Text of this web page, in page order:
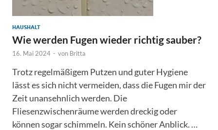
HAUSHALT
Wie werden Fugen wieder richtig sauber?
16. Mai 2024 - von Britta
Trotz regelmäßigem Putzen und guter Hygiene
lässt es sich nicht vermeiden, dass die Fugen mir der
Zeit unansehnlich werden. Die
Fliesenzwischenräume werden dreckig oder
können sogar schimmeln. Kein schöner Anblick. …